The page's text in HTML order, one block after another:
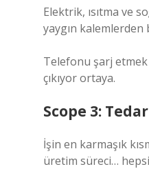
Elektrik, ısıtma ve
yaygın kalemlerden
Telefonu şarj
çıkıyor ortaya.
Scope 3:
İşin en karmaşık
üretim süreci…